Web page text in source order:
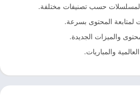
حسب تصنيفات مختلفة.
لمتابعة المحتوى بسرعة.
والميزات الجديدة.
والمباريات.